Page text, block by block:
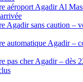
aéroport Agadir Al
Agadir sans caution –
automatique Agadir –
pas cher Agadir – dès